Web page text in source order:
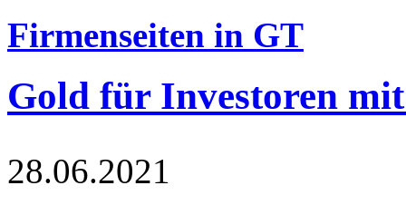
Firmenseiten in GT
Gold für Investoren
28.06.2021